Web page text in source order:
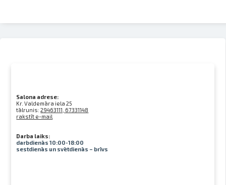
Salona adrese:
Kr. Valdemāra iela 25
tālrunis:29463111, 67331148
rakstīt e-mail
Darba laiks:
darbdienās 10:00-18:00
sestdienās un svētdienās – brīvs